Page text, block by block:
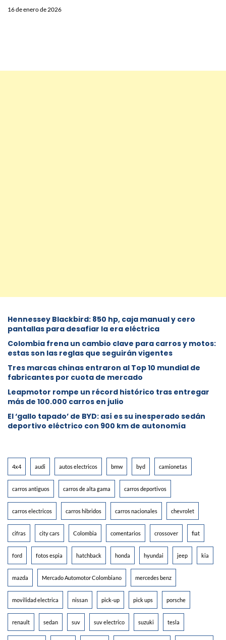
16 de enero de 2026
Hennessey Blackbird: 850 hp, caja manual y cero
pantallas para desafiar la era eléctrica
Colombia frena un cambio clave para carros y motos:
estas son las reglas que seguirán vigentes
Tres marcas chinas entraron al Top 10 mundial de
fabricantes por cuota de mercado
Leapmotor rompe un récord histórico tras entregar
más de 100.000 carros en julio
El ‘gallo tapado’ de BYD: así es su inesperado sedán
deportivo eléctrico con 900 km de autonomía
4x4 audi autos electricos bmw byd camionetas
carros antiguos carros de alta gama carros deportivos
carros electricos carros hibridos carros nacionales chevrolet
cifras city cars Colombia comentarios crossover fiat
ford fotos espia hatchback honda hyundai jeep kia
mazda Mercado Automotor Colombiano mercedes benz
movilidad electrica nissan pick-up pick ups porsche
renault sedan suv suv electrico suzuki tesla